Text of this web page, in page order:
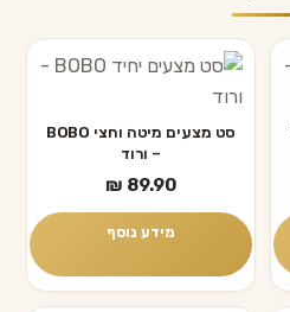
סט מצעים מיטה וחצי BOBO
– ורוד
₪ 89.90
מידע נוסף